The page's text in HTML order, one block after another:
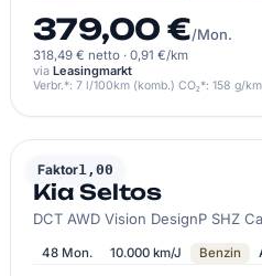
379,00 €/Mon.
318,49 € netto · 0,91 €/km
via Leasingmarkt
Verbr.*: 7 l/100km (komb.) CO₂*: 158 g/
Faktor1,00
KIA
Kia Seltos
DCT AWD Vision DesignP SHZ
48 Mon. 10.000 km/J Benzin